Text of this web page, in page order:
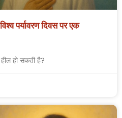
पर्यावरण दिवस पर एक
हो सकती है?